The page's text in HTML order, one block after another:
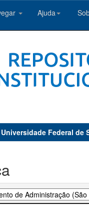
Ajuda
Federal de